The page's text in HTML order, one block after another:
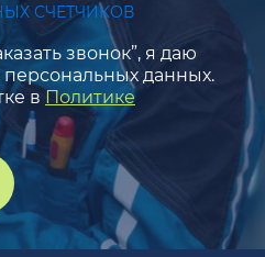
СЧЕТЧИКОВ
звонок”, я даю
персональных данных.
в Политике